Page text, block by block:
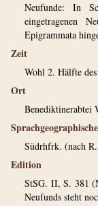
Neufunde: In
eingetragenen
Epigrammata
Zeit
Wohl 2. Hälfte
Ort
Benediktinerabtei
Südrhfrk. (nach
Edition
StSG. II, S. 381
Neufunds steht